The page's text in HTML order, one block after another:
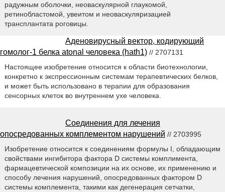
радужным оболочки, неоваскулярной глаукомой,
ретинобластомой, увеитом и неоваскуляризацией
трансплантата роговицы.
Аденовирусный вектор, кодирующий
гомолог-1 белка atonal человека (hath1) // 2707131
Настоящее изобретение относится к области биотехнологии,
конкретно к экспрессионным системам терапевтических белков,
и может быть использовано в терапии для образования
сенсорных клеток во внутреннем ухе человека.
Соединения для лечения
опосредованных комплементом нарушений // 2703995
Изобретение относится к соединениям формулы I, обладающим
свойствами ингибитора фактора D системы комплимента,
фармацевтической композиции на их основе, их применению и
способу лечения нарушений, опосредованных фактором D
системы комплемента, такими как дегенерация сетчатки,